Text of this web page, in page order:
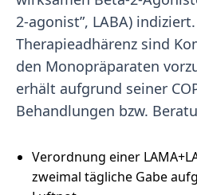
2-agonist”, LABA)
Therapieadhärenz sind
den Monopräparaten
erhält aufgrund seiner
Behandlungen bzw.
Verordnung einer
zweimal tägliche Gabe